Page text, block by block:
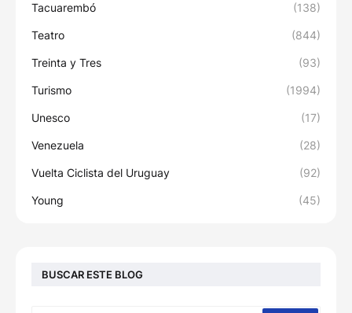
Tacuarembó (138)
Teatro (844)
Treinta y Tres (93)
Turismo (1994)
Unesco (17)
Venezuela (28)
Vuelta Ciclista del Uruguay (92)
Young (45)
BUSCAR ESTE BLOG